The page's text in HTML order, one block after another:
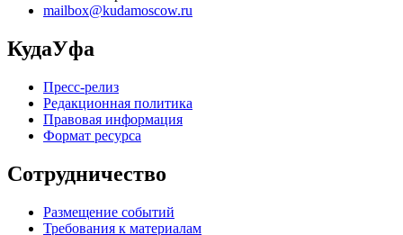
mailbox@kudamoscow.ru
КудаУфа
Пресс-релиз
Редакционная политика
Правовая информация
Формат ресурса
Сотрудничество
Размещение событий
Требования к материалам